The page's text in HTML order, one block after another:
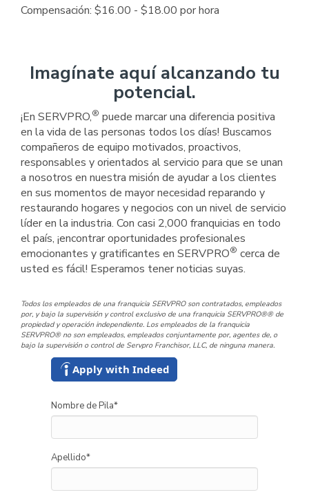
Compensación: $16.00 - $18.00 por hora
Imagínate aquí alcanzando tu
potencial.
¡En SERVPRO,® puede marcar una diferencia positiva
en la vida de las personas todos los días! Buscamos
compañeros de equipo motivados, proactivos,
responsables y orientados al servicio para que se unan
a nosotros en nuestra misión de ayudar a los clientes
en sus momentos de mayor necesidad reparando y
restaurando hogares y negocios con un nivel de servicio
líder en la industria. Con casi 2,000 franquicias en todo
el país, ¡encontrar oportunidades profesionales
emocionantes y gratificantes en SERVPRO® cerca de
usted es fácil! Esperamos tener noticias suyas.
Todos los empleados de una franquicia SERVPRO son contratados, empleados
por, y bajo la supervisión y control exclusivo de una franquicia SERVPRO®® de
propiedad y operación independiente. Los empleados de la franquicia
SERVPRO® no son empleados, empleados conjuntamente por, agentes de, o
bajo la supervisión o control de Servpro Franchisor, LLC, de ninguna manera.
Apply with Indeed
Nombre de Pila*
Apellido*